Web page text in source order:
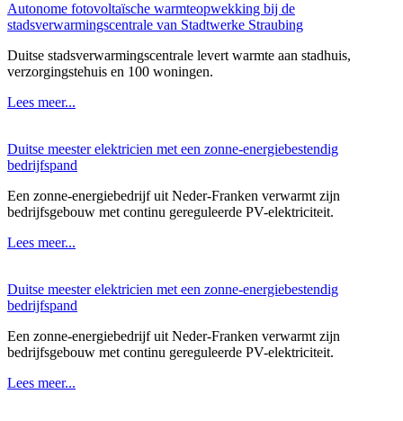
Autonome fotovoltaïsche warmteopwekking bij de
stadsverwarmingscentrale van Stadtwerke Straubing
Duitse stadsverwarmingscentrale levert warmte aan stadhuis,
verzorgingstehuis en 100 woningen.
Lees meer...
Duitse meester elektricien met een zonne-energiebestendig
bedrijfspand
Een zonne-energiebedrijf uit Neder-Franken verwarmt zijn
bedrijfsgebouw met continu gereguleerde PV-elektriciteit.
Lees meer...
Duitse meester elektricien met een zonne-energiebestendig
bedrijfspand
Een zonne-energiebedrijf uit Neder-Franken verwarmt zijn
bedrijfsgebouw met continu gereguleerde PV-elektriciteit.
Lees meer...